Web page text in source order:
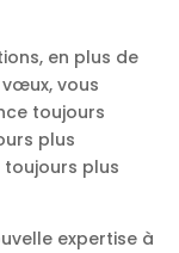
en plus de
vous
toujours
plus
plus
expertise à